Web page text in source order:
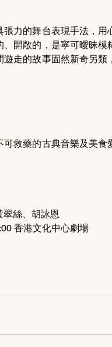
張力的舞台表現手法，
開敞的，是寧可曖昧
走的故事固然新奇另
救藥的古典音樂及美
絲、胡詠恩
香港文化中心劇場